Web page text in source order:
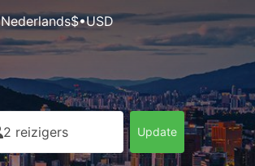
Nederlands$•USD
2 reizigers Update